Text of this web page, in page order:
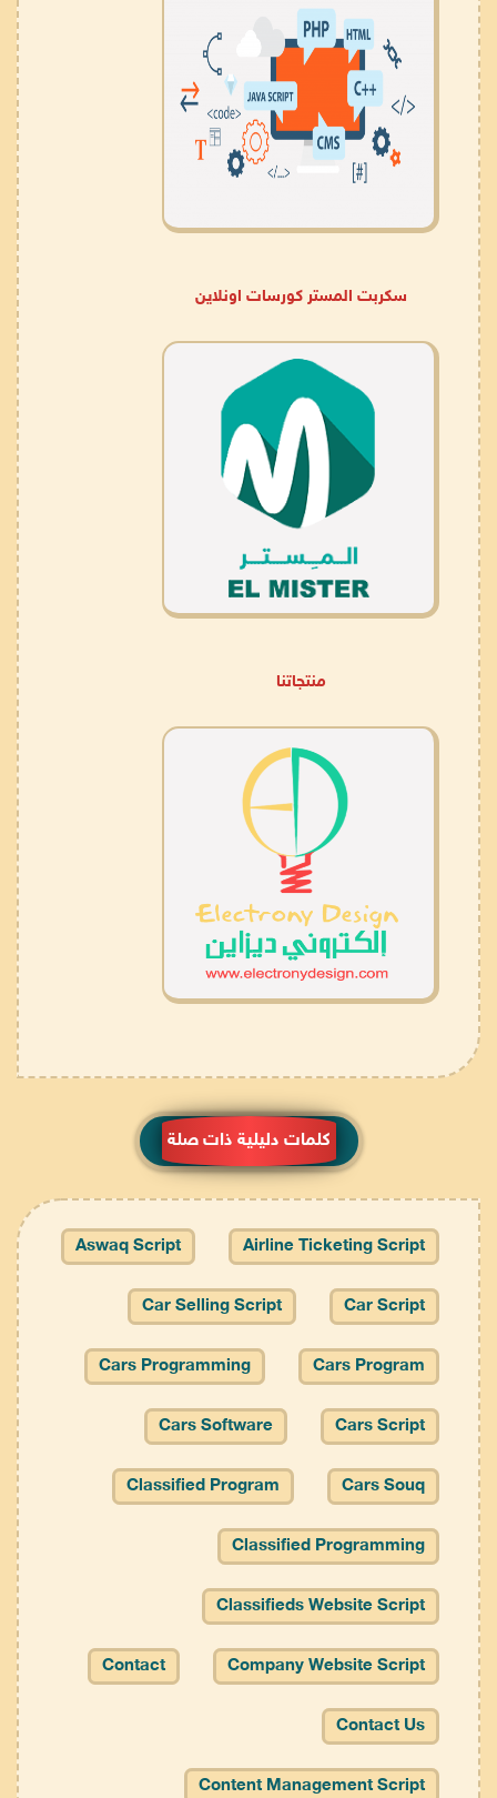
سكربت المستر كورسات اونلاين
منتجاتنا
كلمات دليلية ذات صلة
Airline Ticketing Script
Aswaq Script
Car Script
Car Selling Script
Cars Program
Cars Programming
Cars Script
Cars Software
Cars Souq
Classified Program
Classified Programming
Classifieds Website Script
Company Website Script
Contact
Contact Us
Content Management Script